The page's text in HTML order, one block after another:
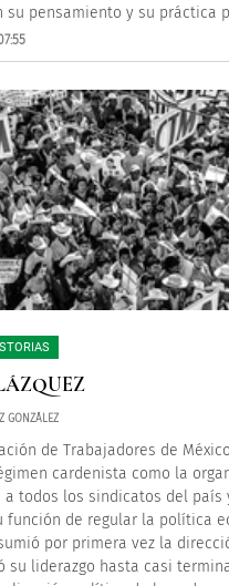
su pensamiento y su práctica
GONZÁLEZ
de Trabajadores de
cardenista como la
a todos los sindicatos del país
función de regular la política
por primera vez la
su liderazgo hasta casi